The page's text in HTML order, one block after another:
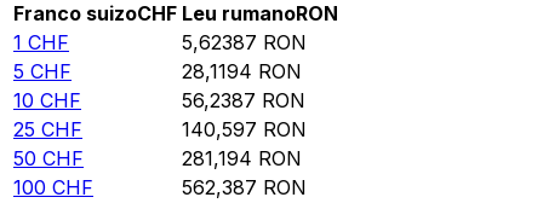
Franco suizoCHF Leu rumanoRON
1 CHF 5,62387 RON
5 CHF 28,1194 RON
10 CHF 56,2387 RON
25 CHF 140,597 RON
50 CHF 281,194 RON
100 CHF 562,387 RON